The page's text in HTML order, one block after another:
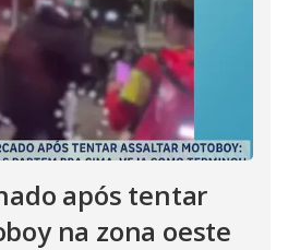
após tentar
na zona oeste